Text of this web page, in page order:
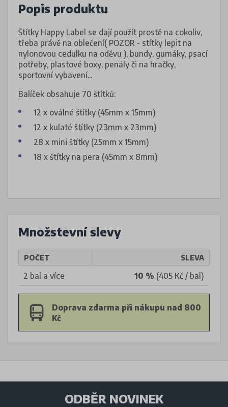
Popis produktu
Štítky Happy Label se dají použít prostě na cokoliv,
třeba právě na oblečení( POZOR - stítky lepit na
nylonovou cedulku na oděvu ), bundy, gumáky, psací
potřeby, plastové boxy, penály či na hračky,
sportovní vybavení...
Balíček obsahuje 70 štítků:
12 x oválné štítky (45mm x 15mm)
12 x kulaté štítky (23mm x 23mm)
28 x mini štítky (25mm x 15mm)
18 x štítky na pera (45mm x 8mm)
Množstevní slevy
POČET SLEVA
2 bal a více 10 % (405 Kč / bal)
Doprava zdarma při nákupu nad 800
Kč
ODBĚR NOVINEK